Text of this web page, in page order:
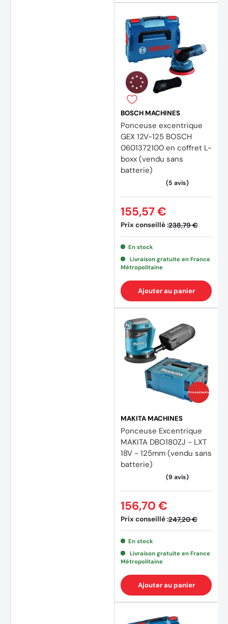
BOSCH MACHINES
Ponceuse excentrique
GEX 12V-125 BOSCH
0601372100 en coffret L-
boxx (vendu sans
batterie)
(5
Prix conseillé :238,79 €
155,57 €
En stock
Livraison gratuite en France
Métropolitaine
Ajouter au panier
Prix coûtants
MAKITA MACHINES
Ponceuse Excentrique
MAKITA DBO180ZJ - LXT
18V - 125mm (vendu sans
batterie)
Prix conseillé :247,20 €
156,70 €
En stock
Livraison gratuite en France
Métropolitaine
Ajouter au panier